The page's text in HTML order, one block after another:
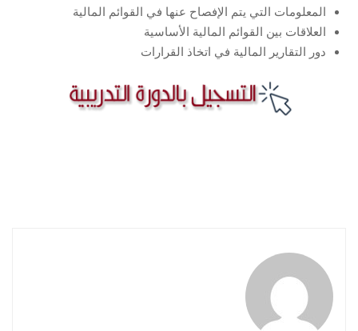
المعلومات التي يتم الإفصاح عنها في القوائم المالية
العلاقات بين القوائم المالية الأساسية
دور التقارير المالية في اتخاذ القرارات